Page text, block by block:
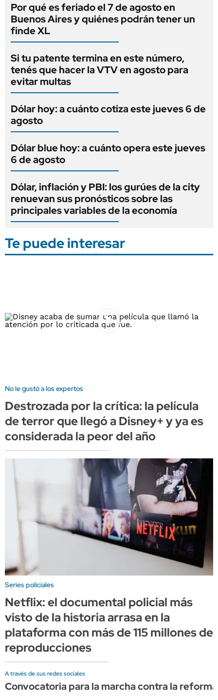
Por qué es feriado el 7 de agosto en
Buenos Aires y quiénes podrán tener un
finde XL
Si tu patente termina en este número,
tenés que hacer la VTV en agosto para
evitar multas
Dólar hoy: a cuánto cotiza este jueves 6 de
agosto
Dólar blue hoy: a cuánto opera este jueves
6 de agosto
Dólar, inflación y PBI: los gurúes de la city
renuevan sus pronósticos sobre las
principales variables de la economía
Te puede interesar
No le gustó a los expertos
Destrozada por la crítica: la película
de terror que llegó a Disney+ y ya es
considerada la peor del año
Series policiales
Netflix: el documental policial más
visto de la historia arrasa en la
plataforma con más de 115 millones de
reproducciones
A través de sus redes sociales
Convocatoria para la marcha contra la